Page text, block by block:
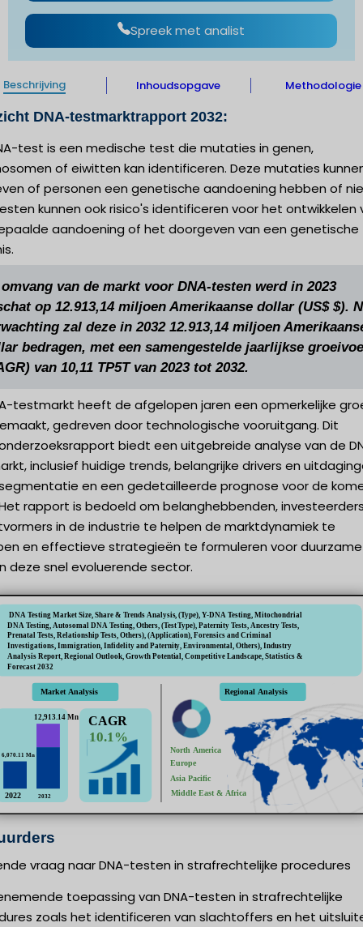
Spreek met analist
Beschrijving Inhoudsopgave Methodologie
DNA-testmarktrapport 2032:
test is een medische test die mutaties in genen,
of eiwitten kan identificeren. Deze mutaties
of personen een genetische aandoening hebben of
kunnen ook risico's identificeren voor het ontwikkelen
aandoening of het doorgeven van een genetische
omvang van de markt voor DNA-testen werd in 2023
op 12.913,14 miljoen Amerikaanse dollar (US$ $).
zal deze in 2032 12.913,14 miljoen
bedragen, met een samengestelde jaarlijkse
van 10,11 TP5T van 2023 tot 2032.
testmarkt heeft de afgelopen jaren een opmerkelijke
gedreven door technologische vooruitgang. Dit
biedt een uitgebreide analyse van de
inclusief huidige trends, belangrijke drivers en
en een gedetailleerde prognose voor de
rapport is bedoeld om belanghebbenden,
in de industrie te helpen de marktdynamiek te
en effectieve strategieën te formuleren voor duurzame
deze snel evoluerende sector.
vraag naar DNA-testen in strafrechtelijke procedures
toepassing van DNA-testen in strafrechtelijke
zoals het identificeren van slachtoffers en het